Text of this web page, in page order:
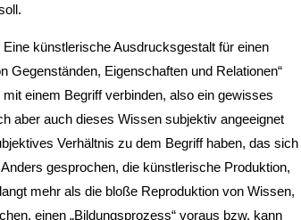
künstlerische Ausdrucksgestalt für einen
Gegenständen, Eigenschaften und Relationen“
einem Begriff verbinden, also ein gewisses
aber auch dieses Wissen subjektiv angeeignet
Verhältnis zu dem Begriff haben, das sich
gesprochen, die künstlerische Produktion,
mehr als die bloße Reproduktion von Wissen,
einen „Bildungsprozess“ voraus bzw. kann